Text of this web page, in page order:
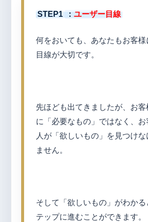
STEP1 ： ユーザー目線
何をおいても、あなたもお客
目線が大切です。
先ほども出てきましたが、お客
に「必要なもの」ではなく、お
人が「欲しいもの」を見つけ
ません。
そして「欲しいもの」がわかる
テップに進むことができます。